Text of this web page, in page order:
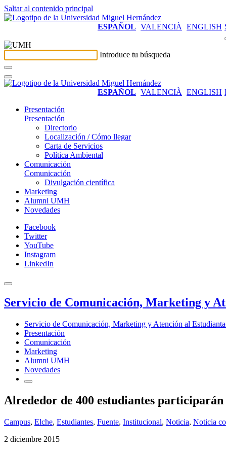
Saltar al contenido principal
ESPAÑOL VALENCIÀ ENGLISH
Introduce tu búsqueda
ESPAÑOL VALENCIÀ ENGLISH
Presentación
Presentación
Directorio
Localización / Cómo llegar
Carta de Servicios
Política Ambiental
Comunicación
Comunicación
Divulgación científica
Marketing
Alumni UMH
Novedades
Facebook
Twitter
YouTube
Instagram
LinkedIn
Servicio de Comunicación, Marketing y
Servicio de Comunicación, Marketing y Atención al
Presentación
Comunicación
Marketing
Alumni UMH
Novedades
Alrededor de 400 estudiantes
Campus, Elche, Estudiantes, Fuente, Institucional, Noticia, Noticia
2 diciembre 2015